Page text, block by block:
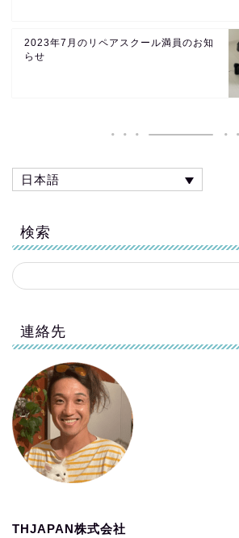
2023年7月のリペアスクール満員のお知
らせ
日本語
検索
連絡先
THJAPAN株式会社